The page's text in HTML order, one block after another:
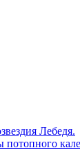
Лебедя.